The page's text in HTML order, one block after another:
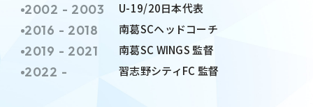
2002 - 2003 U-19/20日本代表
2016 - 2018 南葛SCヘッドコーチ
2019 - 2021 南葛SC WINGS 監督
2022 - 習志野シティFC 監督